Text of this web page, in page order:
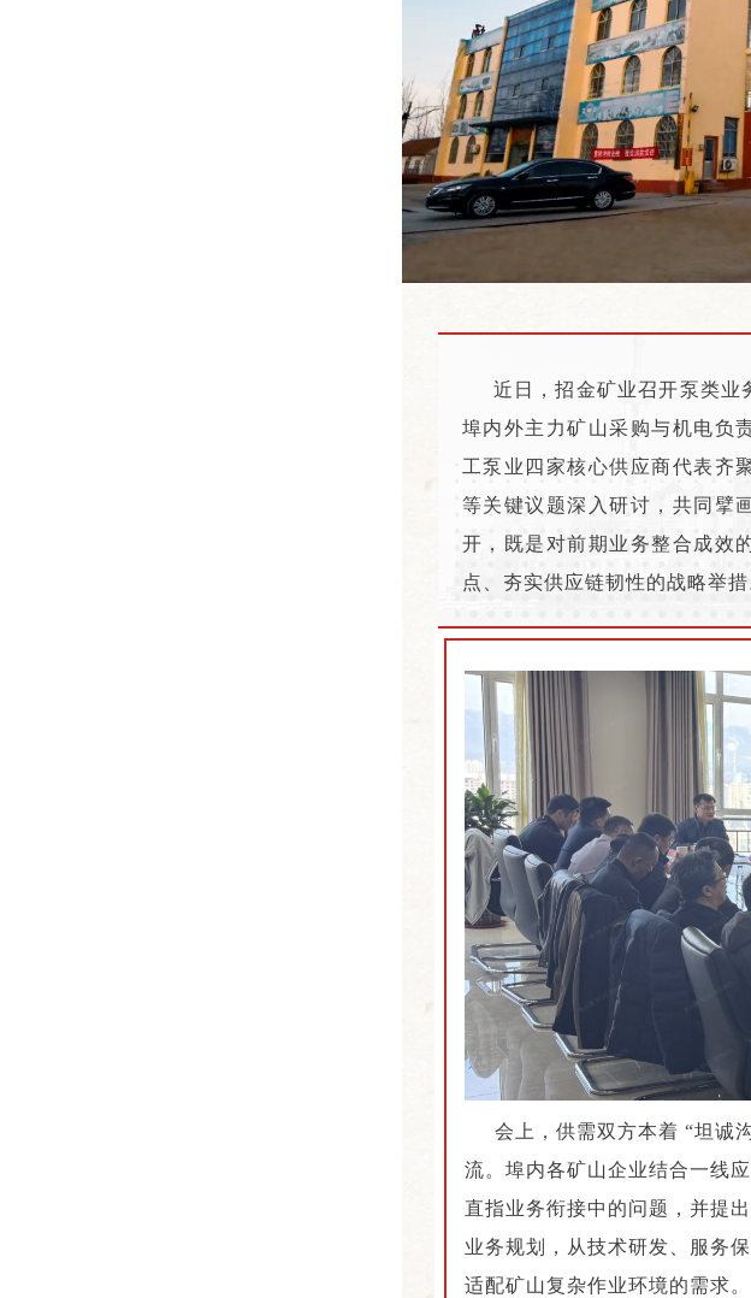
近日，招金矿业召开泵类业
埠内外主力矿山采购与机电负
工泵业四家核心供应商代表齐
等关键议题深入研讨，共同擘
开，既是对前期业务整合成效
点、夯实供应链韧性的战略举措
会上，供需双方本着 “坦诚
流。埠内各矿山企业结合一线
直指业务衔接中的问题，并提
业务规划，从技术研发、服务
适配矿山复杂作业环境的需求